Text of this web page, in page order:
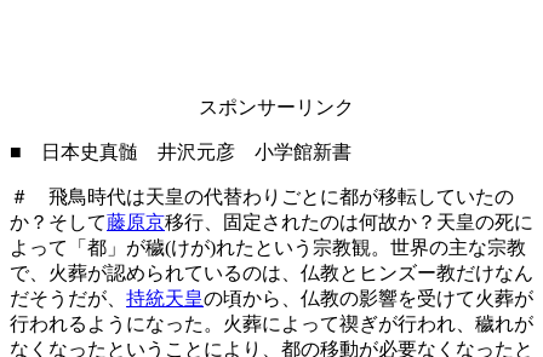
スポンサーリンク
■ 日本史真髄 井沢元彦 小学館新書
＃ 飛鳥時代は天皇の代替わりごとに都が移転していたの
か？そして藤原京移行、固定されたのは何故か？天皇の死に
よって「都」が穢(けが)れたという宗教観。世界の主な宗教
で、火葬が認められているのは、仏教とヒンズー教だけなん
だそうだが、 持統天皇の頃から、仏教の影響を受けて火葬が
行われるようになった。火葬によって禊ぎが行われ、穢れが
なくなったということにより、都の移動が必要なくなったと